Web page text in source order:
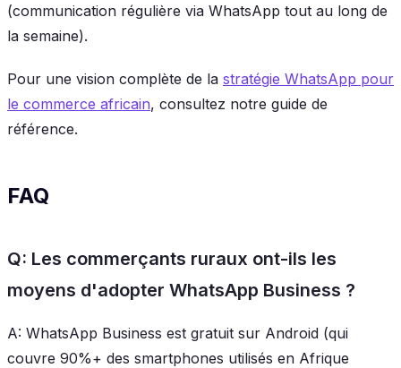
(communication régulière via WhatsApp tout au long de
la semaine).
Pour une vision complète de la stratégie WhatsApp pour
le commerce africain, consultez notre guide de
référence.
FAQ
Q: Les commerçants ruraux ont-ils les
moyens d'adopter WhatsApp Business ?
A: WhatsApp Business est gratuit sur Android (qui
couvre 90%+ des smartphones utilisés en Afrique